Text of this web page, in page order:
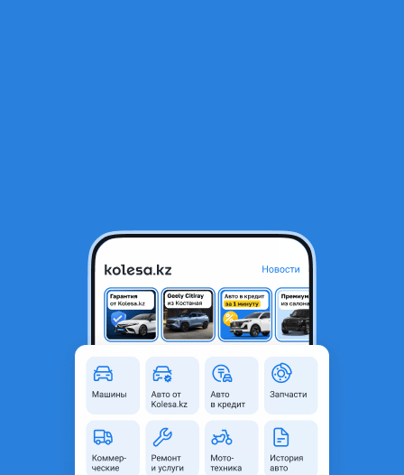
Педаль газа ленд ровер L322
Алматы, Алматинская
область
Б/y